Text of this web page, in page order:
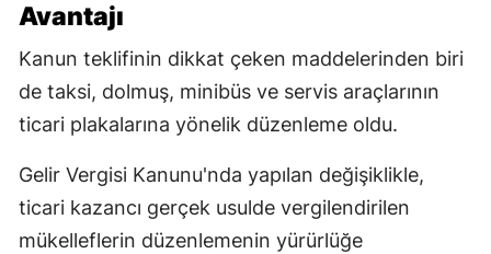
Avantajı
Kanun teklifinin dikkat çeken maddelerinden biri
de taksi, dolmuş, minibüs ve servis araçlarının
ticari plakalarına yönelik düzenleme oldu.
Gelir Vergisi Kanunu'nda yapılan değişiklikle,
ticari kazancı gerçek usulde vergilendirilen
mükelleflerin düzenlemenin yürürlüğe